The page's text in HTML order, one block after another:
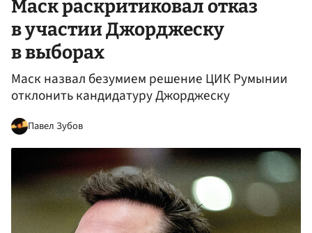
Маск раскритиковал отказ
в участии Джорджеску
в выборах
Маск назвал безумием решение ЦИК Румынии
отклонить кандидатуру Джорджеску
Павел Зубов